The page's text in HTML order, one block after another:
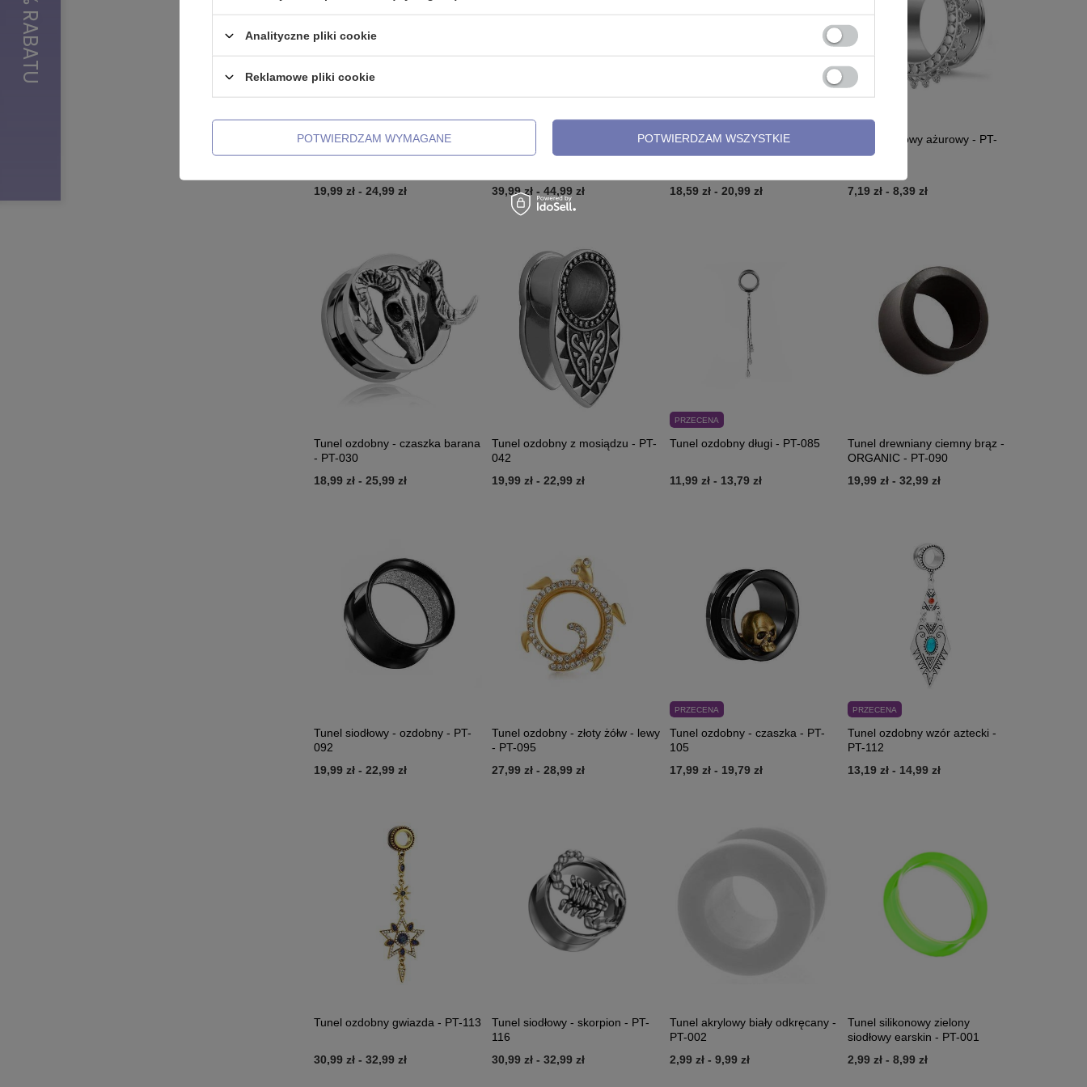
Tunel siodłowy ozdobny ażurowy
z cyrkoniami - PT-063
19,99 zł - 24,99 zł
Tunel srebrny - ćma - PT-058
39,99 zł - 44,99 zł
Tunel ozdobny długi z czarno-
złotym koralikiem i czarną
18,59 zł - 20,99 zł
Tunel siodłowy ażurowy - PT-
064
7,19 zł - 8,39 zł
Tunel ozdobny - czaszka barana
- PT-030
18,99 zł - 25,99 zł
Tunel ozdobny z mosiądzu - PT-
042
19,99 zł - 22,99 zł
PRZECENA
Tunel ozdobny długi - PT-085
11,99 zł - 13,79 zł
Tunel drewniany ciemny brąz -
ORGANIC - PT-090
19,99 zł - 32,99 zł
Tunel siodłowy - ozdobny - PT-
092
19,99 zł - 22,99 zł
Tunel ozdobny - złoty żółw - lewy
- PT-095
27,99 zł - 28,99 zł
PRZECENA
Tunel ozdobny - czaszka - PT-
105
17,99 zł - 19,79 zł
PRZECENA
Tunel ozdobny wzór aztecki -
PT-112
13,19 zł - 14,99 zł
Tunel ozdobny gwiazda - PT-113
30,99 zł - 32,99 zł
Tunel siodłowy - skorpion - PT-
116
30,99 zł - 32,99 zł
Tunel akrylowy biały odkręcany -
PT-002
2,99 zł - 9,99 zł
Tunel silikonowy zielony
siodłowy earskin - PT-001
2,99 zł - 8,99 zł
Analityczne pliki cookie
Reklamowe pliki cookie
POTWIERDZAM WYMAGANE POTWIERDZAM WSZYSTKIE